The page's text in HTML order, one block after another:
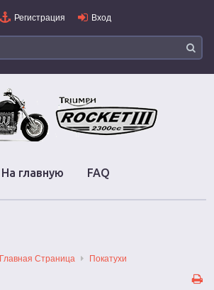
Регистрация Вход
На главную FAQ
Главная Страница Покатухи